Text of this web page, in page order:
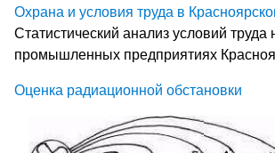
Охрана и условия труда в
Статистический анализ условий труда
промышленных предприятиях
Оценка радиационной обстановки